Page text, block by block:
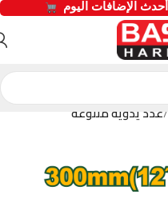
عدد يدوية متنوعة